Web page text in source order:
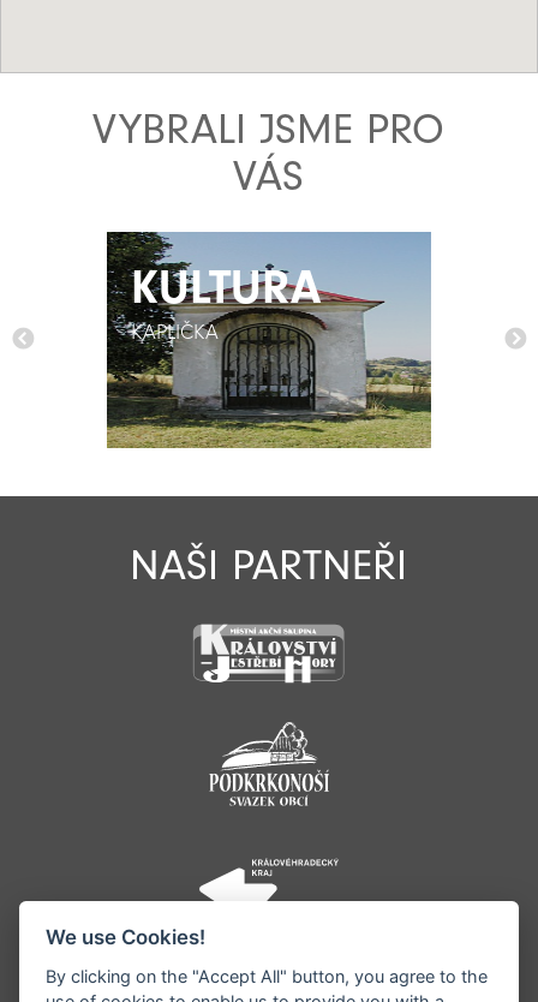
VYBRALI JSME PRO
VÁS
KULTURA
KAPLIČKA
KULTURA
KAPLIČKA
NAŠI PARTNEŘI
We use Cookies!
By clicking on the "Accept All" button, you agree to the